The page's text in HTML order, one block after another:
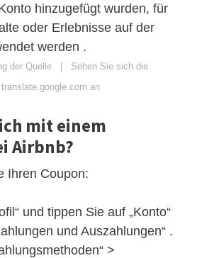
hinzugefügt wurden, für
oder Erlebnisse auf der
werden .
der Quelle | Sehen Sie sich die
an
mit einem
Airbnb?
Ihren Coupon:
und tippen Sie auf „Konto“
und Auszahlungen“ .
>